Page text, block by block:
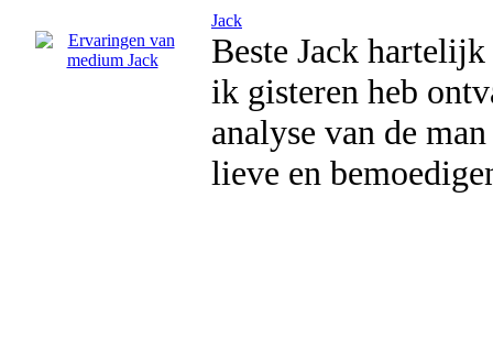
Jack
Beste Jack
ik gisteren heb
analyse van de
lieve en